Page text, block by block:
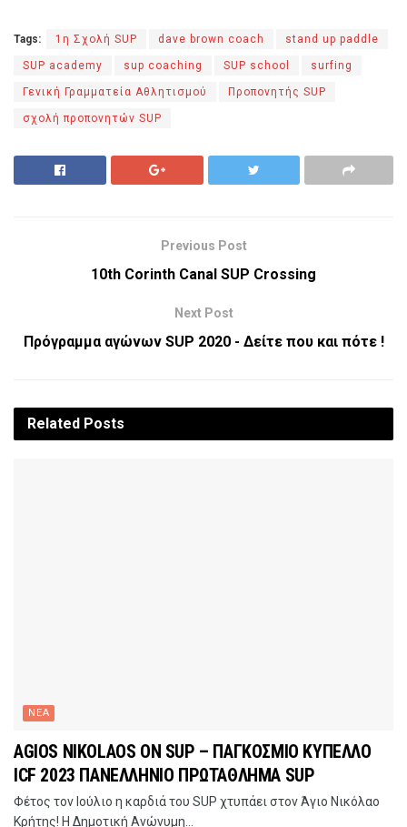
Tags: 1η Σχολή SUP dave brown coach stand up paddle
SUP academy sup coaching SUP school surfing
Γενική Γραμματεία Αθλητισμού Προπονητής SUP
σχολή προπονητών SUP
Previous Post
10th Corinth Canal SUP Crossing
Next Post
Πρόγραμμα αγώνων SUP 2020 - Δείτε που και πότε !
Related Posts
ΝΕΑ
AGIOS NIKOLAOS ON SUP – ΠΑΓΚΟΣΜΙΟ ΚΥΠΕΛΛΟ
ICF 2023 ΠΑΝΕΛΛΗΝΙΟ ΠΡΩΤΑΘΛΗΜΑ SUP
Φέτος τον Ιούλιο η καρδιά του SUP χτυπάει στον Άγιο Νικόλαο
Κρήτης! Η Δημοτική Ανώνυμη...